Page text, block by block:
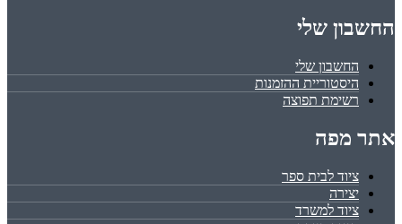
החשבון שלי
החשבון שלי
היסטוריית ההזמנות
רשימת תפוצה
אתר מפה
ציוד לבית ספר
יצירה
ציוד למשרד